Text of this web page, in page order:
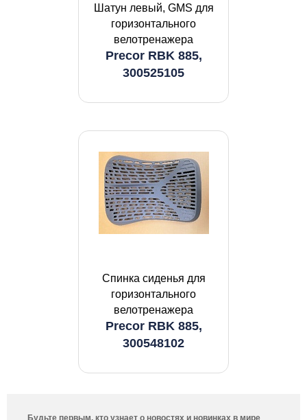
Шатун левый, GMS для
горизонтального
велотренажера
Precor RBK 885,
300525105
Спинка сиденья для
горизонтального
велотренажера
Precor RBK 885,
300548102
Будьте первым, кто узнает о новостях и новинках в мире